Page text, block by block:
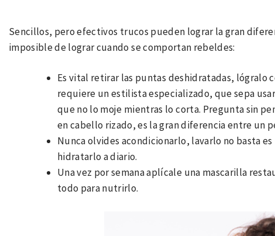
Sencillos, pero efectivos trucos pueden lograr la gran
imposible de lograr cuando se comportan rebeldes:
Es vital retirar las puntas deshidratadas, lógralo
requiere un estilista especializado, que sepa
que no lo moje mientras lo corta. Pregunta sin
en cabello rizado, es la gran diferencia entre un
Nunca olvides acondicionarlo, lavarlo no basta
hidratarlo a diario.
Una vez por semana aplícale una mascarilla
todo para nutrirlo.